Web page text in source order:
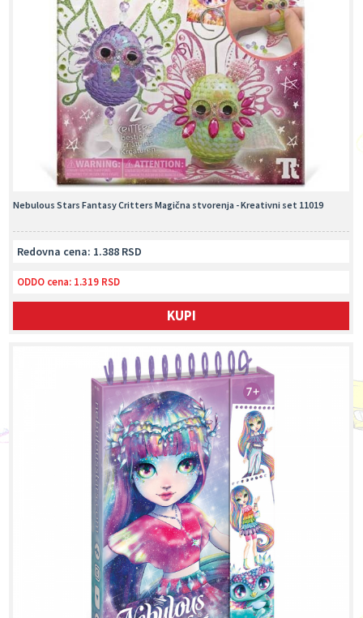
Nebulous Stars Fantasy Critters Magična stvorenja - Kreativni set 11019
Redovna cena: 1.388 RSD
ODDO cena: 1.319 RSD
KUPI